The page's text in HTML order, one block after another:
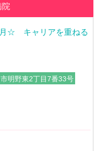
院
☆ キャリアを重ねる
明野東2丁目7番33号